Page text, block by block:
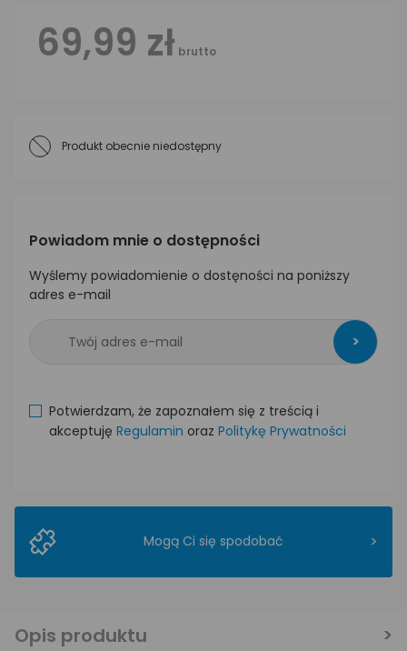
69,99 zł brutto
Produkt obecnie niedostępny
Powiadom mnie o dostępności
Wyślemy powiadomienie o dostęności na poniższy
adres e-mail
>
Potwierdzam, że zapoznałem się z treścią i
akceptuję Regulamin oraz Politykę Prywatności
Mogą Ci się spodobać >
Opis produktu